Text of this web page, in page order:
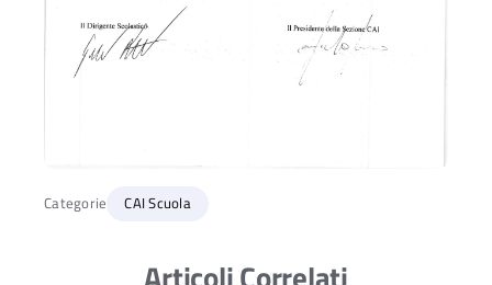
Categorie CAI Scuola